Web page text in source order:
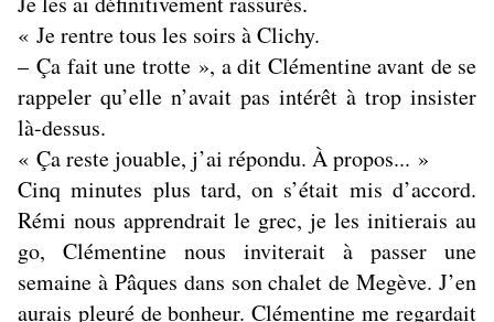
« Je rentre tous les soirs à Clichy.
– Ça fait une trotte », a dit Clémentine avant de se
rappeler qu’elle n’avait pas intérêt à trop insister
là-dessus.
« Ça reste jouable, j’ai répondu. À propos... »
Cinq minutes plus tard, on s’était mis d’accord.
Rémi nous apprendrait le grec, je les initierais au
go, Clémentine nous inviterait à passer une
semaine à Pâques dans son chalet de Megève. J’en
aurais pleuré de bonheur. Clémentine me regardait